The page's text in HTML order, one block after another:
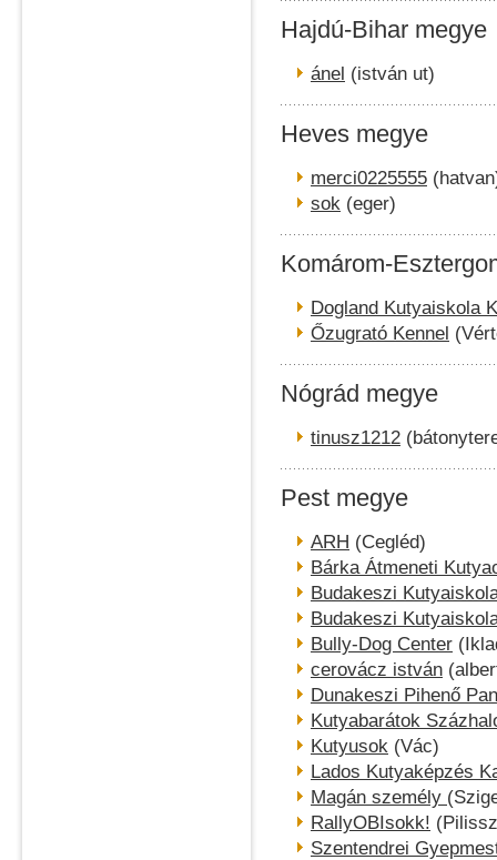
Hajdú-Bihar megye
ánel (istván ut)
Heves megye
merci0225555
sok (eger)
Komárom-
Dogland Kutyaiskola
Őzugrató Kennel
Nógrád megye
tinusz1212
Pest megye
ARH (Cegléd)
Bárka Átmeneti
Budakeszi
Budakeszi
Bully-Dog Center
cerovácz istván
Dunakeszi Pihenő
Kutyabarátok
Kutyusok (Vác)
Lados Kutyaképzés
Magán személy
RallyOBIsokk!
Szentendrei